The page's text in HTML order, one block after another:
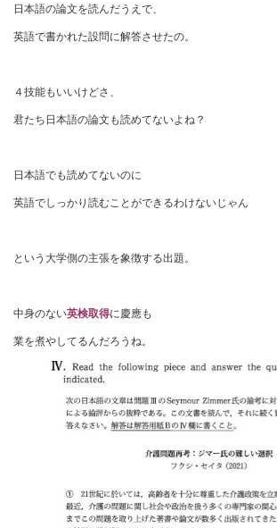
日本語の論文を読んだうえで、
英語で書かれた設問に解答させたの。
４技能もいいけどさ、
君たち日本語の論文も読めてないよね？
日本語でも読めてないのに
英語でしっかり読むことができるわけないじゃん
という大学側の主張を象徴する出題。
中身のない英検取得に慶應も
業を煮やしてるんだろうね。